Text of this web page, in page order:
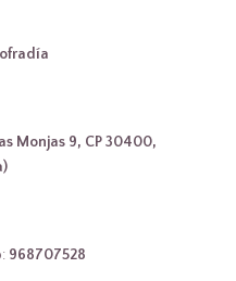
Monjas 9, CP 30400,
968707528